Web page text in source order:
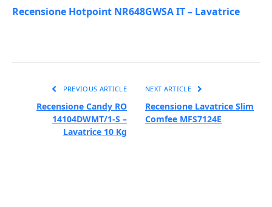
Recensione Hotpoint NR648GWSA IT – Lavatrice
PREVIOUS ARTICLE
Recensione Candy RO
14104DWMT/1-S –
Lavatrice 10 Kg
NEXT ARTICLE
Recensione Lavatrice Slim
Comfee MFS7124E